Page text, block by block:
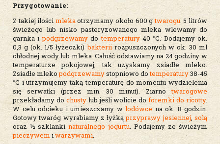
Przygotowanie:
Z takiej ilościmlekaotrzymamy około 600 gtwarogu. 5 litrów
świeżego lub nisko pasteryzowanego mleka wlewamy do
garnka ipodgrzewamydotemperatury40 °C. Dodajemy ok.
0,3 g (ok. 1/5 łyżeczki) bakteriirozpuszczonych w ok. 30 ml
chłodnej wody lub mleka. Całość odstawiamy na 24 godziny w
temperaturze pokojowej, tak uzyskamy zsiadłe mleko.
Zsiadłe mlekopodgrzewamystopniowo dotemperatury38-45
°C i utrzymujemy taką temperaturę do momentu wydzielenia
się serwatki (przez min. 30 minut). Ziarnotwarogowe
przekładamy do chustylub jeśli wolicie doforemki do ricotty.
W celu odcieku i umieszczamy w lodówcena ok. 8 godzin.
Gotowy twaróg wyrabiamy z łyżkąprzyprawy jesiennej,solą
oraz ½ szklankinaturalnego jogurtu. Podajemy ze świeżym
pieczywem iwarzywami.